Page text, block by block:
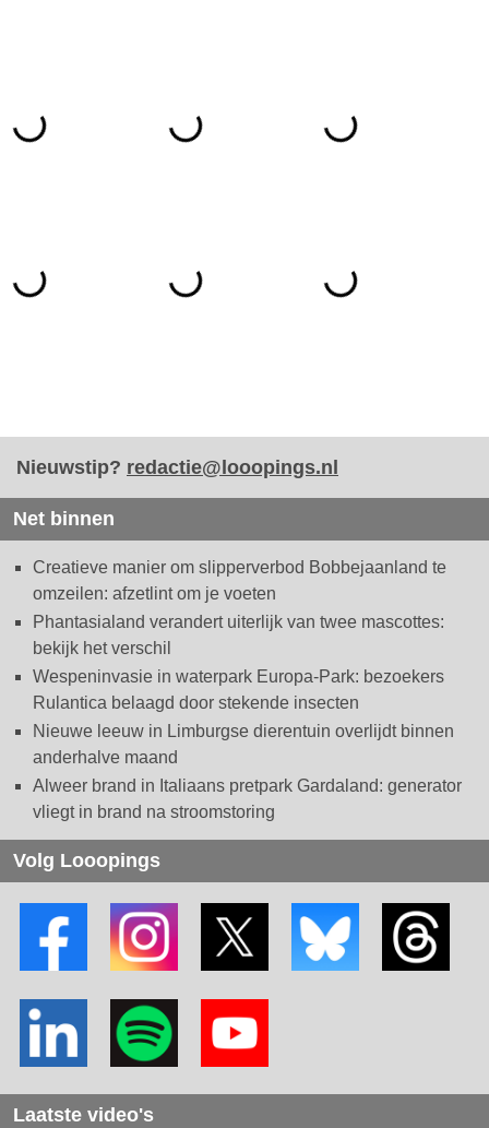
Nieuwstip? redactie@looopings.nl
Net binnen
Creatieve manier om slipperverbod Bobbejaanland te
omzeilen: afzetlint om je voeten
Phantasialand verandert uiterlijk van twee mascottes:
bekijk het verschil
Wespeninvasie in waterpark Europa-Park: bezoekers
Rulantica belaagd door stekende insecten
Nieuwe leeuw in Limburgse dierentuin overlijdt binnen
anderhalve maand
Alweer brand in Italiaans pretpark Gardaland: generator
vliegt in brand na stroomstoring
Volg Looopings
Laatste video's